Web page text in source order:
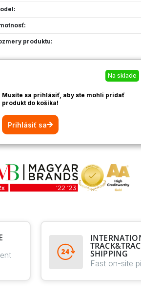
produktu:
Na sklade
Musíte sa prihlásiť, aby ste mohli pridať
produkt do košíka!
Prihlásiť sa
SHIPPING
Fast on-site